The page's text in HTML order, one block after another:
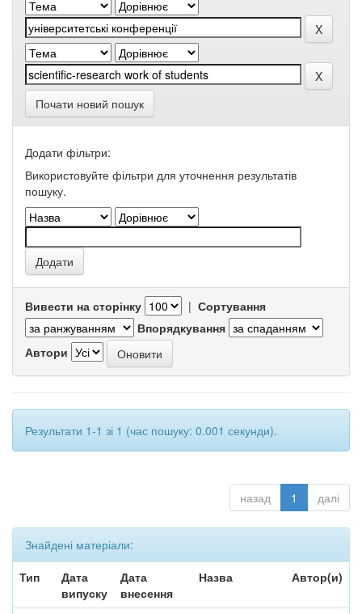
Почати новий пошук
Додати фільтри:
Використовуйте фільтри для уточнення результатів
пошуку.
Вивести на сторінку | Сортування
Впорядкування
Автори
Результати 1-1 зі 1 (час пошуку: 0.001 секунди).
назад 1 далі
Знайдені матеріали:
Тип
Дата
випуску
Дата
внесення
Назва Автор(и)